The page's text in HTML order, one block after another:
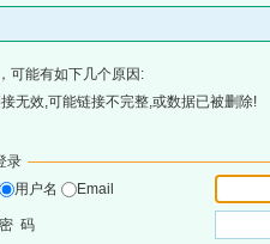
可能有如下几个原因:
无效,可能链接不完整,或数据已被删除!
录
用户名
Email
密 码